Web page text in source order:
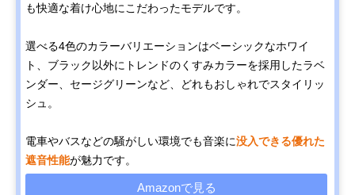
も快適な着け心地にこだわったモデルです。
選べる4色のカラーバリエーションはベーシックなホワイ
ト、ブラック以外にトレンドのくすみカラーを採用したラベ
ンダー、セージグリーンなど、どれもおしゃれでスタイリッ
シュ。
電車やバスなどの騒がしい環境でも音楽に没入できる優れた
遮音性能が魅力です。
Amazonで見る